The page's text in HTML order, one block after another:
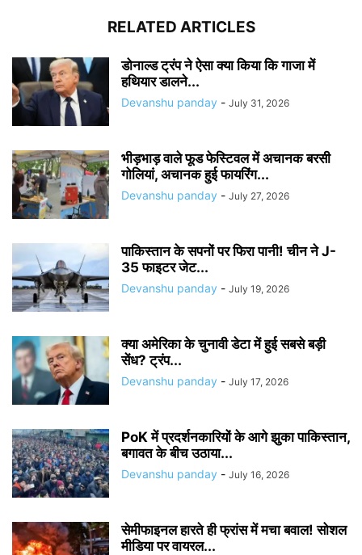
RELATED ARTICLES
डोनाल्ड ट्रंप ने ऐसा क्या किया कि गाजा में
हथियार डालने...
Devanshu panday - July 31, 2026
भीड़भाड़ वाले फूड फेस्टिवल में अचानक बरसी
गोलियां, अचानक हुई फायरिंग...
Devanshu panday - July 27, 2026
पाकिस्तान के सपनों पर फिरा पानी! चीन ने J-
35 फाइटर जेट...
Devanshu panday - July 19, 2026
क्या अमेरिका के चुनावी डेटा में हुई सबसे बड़ी
सेंध? ट्रंप...
Devanshu panday - July 17, 2026
PoK में प्रदर्शनकारियों के आगे झुका पाकिस्तान,
बगावत के बीच उठाया...
Devanshu panday - July 16, 2026
सेमीफाइनल हारते ही फ्रांस में मचा बवाल! सोशल
मीडिया पर वायरल...